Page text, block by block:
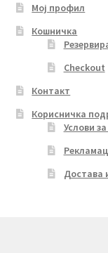
Мој профил
Кошничка
Checkout
Контакт
Корисничка
Услови
Достава